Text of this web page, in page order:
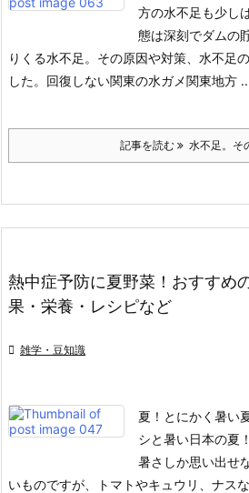
方の水不足も少し
態は深刻でダムの
りくる水不足。その原因や対策、水不足
した。 回復しない関東の水ガメ関東地方
記事を読む 水不足。そ
熱中症予防に夏野菜！おすすめ
果・栄養・レシピなど
 雑学・豆知識
夏！とにかく暑い
シと暑い日本の夏！
暑さしか思い出せ
いものですが、トマトやキュウリ、ナス